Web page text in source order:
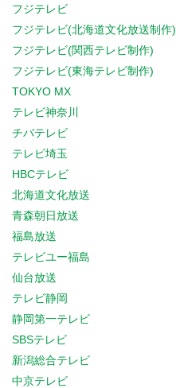
フジテレビ
フジテレビ(北海道文化放送制作)
フジテレビ(関西テレビ制作)
フジテレビ(東海テレビ制作)
TOKYO MX
テレビ神奈川
チバテレビ
テレビ埼玉
HBCテレビ
北海道文化放送
青森朝日放送
福島放送
テレビユー福島
仙台放送
テレビ静岡
静岡第一テレビ
SBSテレビ
新潟総合テレビ
中京テレビ